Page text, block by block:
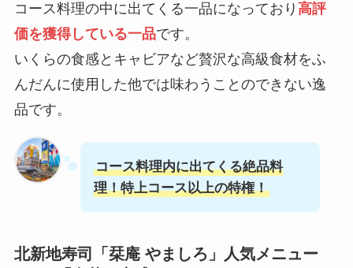
コース料理の中に出てくる一品になっており 高評
価を獲得している一品です。
いくらの食感とキャビアなど贅沢な高級食材をふ
んだんに使用した他では味わうことのできない逸
品です。
コース料理内に出てくる絶品料
理！特上コース以上の特権！
北新地寿司 「栞庵 やましろ」
人気メニュー